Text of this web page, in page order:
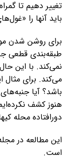
تغییر دهیم تا
باید آنها را
برای روشن شدن
طبقه‌بندی قطعی
نمی‌کند. با این
می‌کند. برای مثال
باشد؟ آیا
هنوز کشف
دورافتاده محله
است.